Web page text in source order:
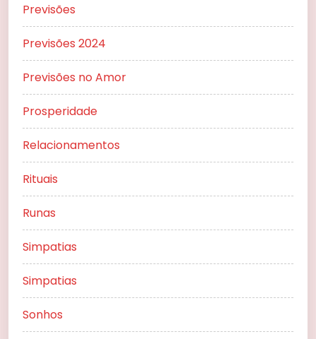
Previsões
Previsões 2024
Previsões no Amor
Prosperidade
Relacionamentos
Rituais
Runas
Simpatias
Simpatias
Sonhos